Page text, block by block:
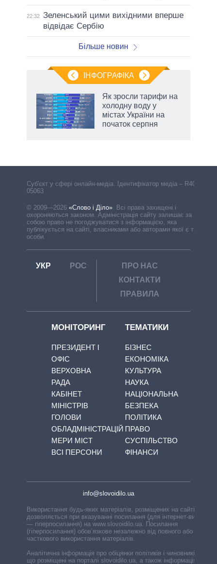
22:32 Зеленський цими вихідними вперше
відвідає Сербію
Більше новин
ІНФОГРАФІКА
Як зросли тарифи на
холодну воду у
містах України на
початок серпня
Cуб'єкт у сфері онлайн-медіа. Ідентифікатор медіа – R40-
05063
© 2009—2026 «Слово і Діло». Всі права захищені і
охороняються законом. Адміністрація сайту залишає за
собою право не погоджуватися з інформацією, яка
публікується на сайті, власниками або авторами якої є треті
особи.
УКР РОС
ПРО НАС
КОНТАКТИ
ПРАВИЛА
МОНІТОРИНГ
ПРЕЗИДЕНТ І
ОФІС
ВЕРХОВНА
РАДА
КАБІНЕТ
МІНІСТРІВ
ГОЛОВИ
ОБЛАДМІНІСТРАЦІЙ
МЕРИ МІСТ
ВСІ ПЕРСОНИ
ТЕМАТИКИ
БІЗНЕС
ЕКОНОМІКА
КУЛЬТУРА
НАУКА
НАЦІОНАЛЬНА
БЕЗПЕКА
ПОЛІТИКА
ПРАВО
СУСПІЛЬСТВО
ФІНАНСИ
info@slovoidilo.ua
Використання будь-яких матеріалів, розміщених на сайті,
дозволяється при вказуванні посилання (для інтернет-видань
— гіперпосилання) на www.slovoidilo.ua. Посилання
(гіперпосилання) обов’язкове незалежно від повного або
часткового використання матеріалів.
Аналітична інформація про обіцянки політиків і чиновників,
що розміщені на порталі slovoidilo.ua, а також інформація про